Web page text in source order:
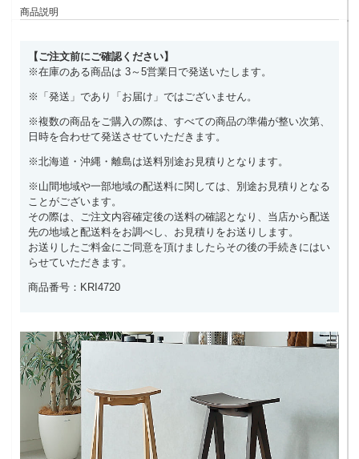
商品説明
【ご注文前にご確認ください】
※在庫のある商品は 3～5営業日で発送いたします。
※「発送」であり「お届け」ではございません。
※複数の商品をご購入の際は、すべての商品の準備が整い次第、
日時を合わせて発送させていただきます。
※北海道・沖縄・離島は送料別途お見積りとなります。
※山間地域や一部地域の配送料に関しては、別途お見積りとなる
ことがございます。
その際は、ご注文内容確定後の送料の確認となり、当店から配送
先の地域と配送料をお調べし、お見積りをお送りします。
お送りしたご料金にご同意を頂けましたらその後の手続きにはい
らせていただきます。
商品番号：KRI4720